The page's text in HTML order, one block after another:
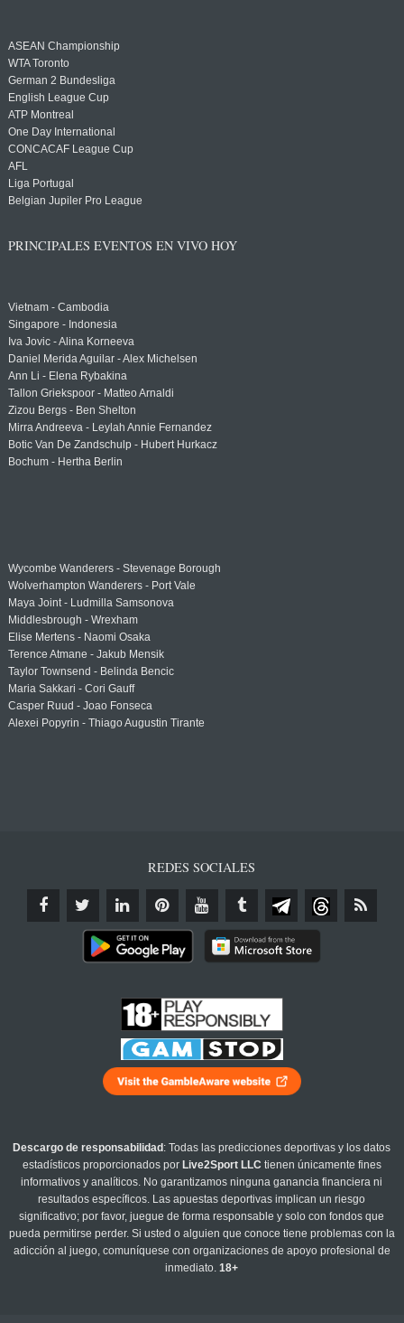
ASEAN Championship
WTA Toronto
German 2 Bundesliga
English League Cup
ATP Montreal
One Day International
CONCACAF League Cup
AFL
Liga Portugal
Belgian Jupiler Pro League
PRINCIPALES EVENTOS EN VIVO HOY
Vietnam - Cambodia
Singapore - Indonesia
Iva Jovic - Alina Korneeva
Daniel Merida Aguilar - Alex Michelsen
Ann Li - Elena Rybakina
Tallon Griekspoor - Matteo Arnaldi
Zizou Bergs - Ben Shelton
Mirra Andreeva - Leylah Annie Fernandez
Botic Van De Zandschulp - Hubert Hurkacz
Bochum - Hertha Berlin
Wycombe Wanderers - Stevenage Borough
Wolverhampton Wanderers - Port Vale
Maya Joint - Ludmilla Samsonova
Middlesbrough - Wrexham
Elise Mertens - Naomi Osaka
Terence Atmane - Jakub Mensik
Taylor Townsend - Belinda Bencic
Maria Sakkari - Cori Gauff
Casper Ruud - Joao Fonseca
Alexei Popyrin - Thiago Augustin Tirante
REDES SOCIALES
Descargo de responsabilidad : Todas las predicciones deportivas y los datos
estadísticos proporcionados por Live2Sport LLC tienen únicamente fines
informativos y analíticos. No garantizamos ninguna ganancia financiera ni
resultados específicos. Las apuestas deportivas implican un riesgo
significativo; por favor, juegue de forma responsable y solo con fondos que
pueda permitirse perder. Si usted o alguien que conoce tiene problemas con la
adicción al juego, comuníquese con organizaciones de apoyo profesional de
inmediato.18+